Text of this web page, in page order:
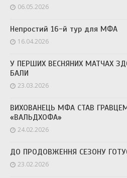
06.05.2026
Непростий 16-й тур для МФА
16.04.2026
У ПЕРШИХ ВЕСНЯНИХ МАТЧАХ
БАЛИ
23.03.2026
ВИХОВАНЕЦЬ МФА СТАВ
«ВАЛЬДХОФА»
24.02.2026
ДО ПРОДОВЖЕННЯ СЕЗОНУ
23.02.2026